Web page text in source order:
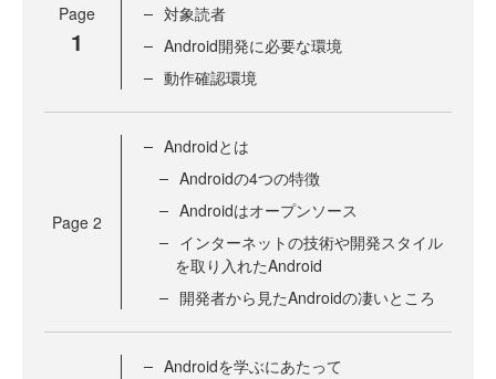
Page
1
対象読者
Android開発に必要な環境
動作確認環境
Page 2
Androidとは
Androidの4つの特徴
Androidはオープンソース
インターネットの技術や開発スタイル
を取り入れたAndroid
開発者から見たAndroidの凄いところ
Androidを学ぶにあたって